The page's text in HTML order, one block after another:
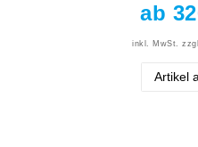
ab
inkl. MwSt.
Artikel